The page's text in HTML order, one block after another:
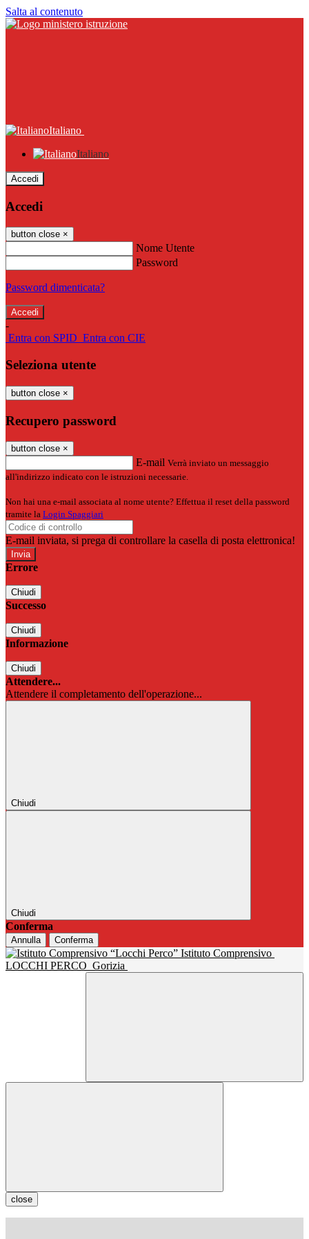
Salta al contenuto
Italiano
Italiano
Accedi
Accedi
button close ×
Nome Utente
Password
Password dimenticata?
-
Entra con SPID Entra con CIE
Seleziona utente
button close ×
Recupero password
button close ×
E-mail Verrà inviato un messaggio
all'indirizzo indicato con le istruzioni necessarie.
Non hai una e-mail associata al nome utente? Effettua il reset della password
tramite la Login Spaggiari
E-mail inviata, si prega di controllare la casella di posta elettronica!
Errore
Chiudi
Successo
Chiudi
Informazione
Chiudi
Attendere...
Attendere il completamento dell'operazione...
Chiudi
Chiudi
Conferma
Annulla Conferma
Istituto Comprensivo
LOCCHI PERCO Gorizia
close